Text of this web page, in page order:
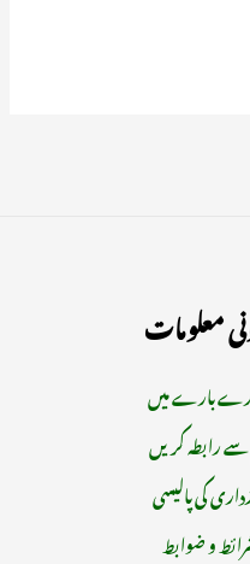
معلومات
بارے میں
رابطہ کریں
کی پالیسی
و ضوابط